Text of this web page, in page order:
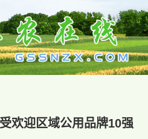
欢迎区域公用品牌10强